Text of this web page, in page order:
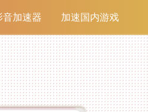
音加速器 加速国内游戏